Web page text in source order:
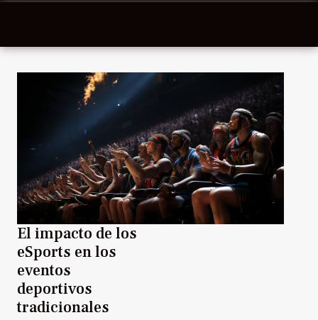
El impacto de los
eSports en los
eventos
deportivos
tradicionales